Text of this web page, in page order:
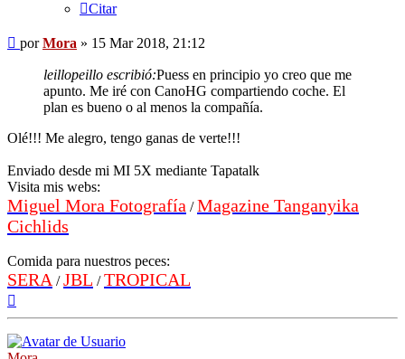
Citar
Mensaje
porMora » 15 Mar 2018, 21:12
leillopeillo escribió:Puess en principio yo creo que me
apunto. Me iré con CanoHG compartiendo coche. El
plan es bueno o al menos la compañía.
Olé!!! Me alegro, tengo ganas de verte!!!
Enviado desde mi MI 5X mediante Tapatalk
Visita mis webs:
Miguel Mora Fotografía /Magazine Tanganyika
Cichlids
Comida para nuestros peces:
SERA /JBL /TROPICAL